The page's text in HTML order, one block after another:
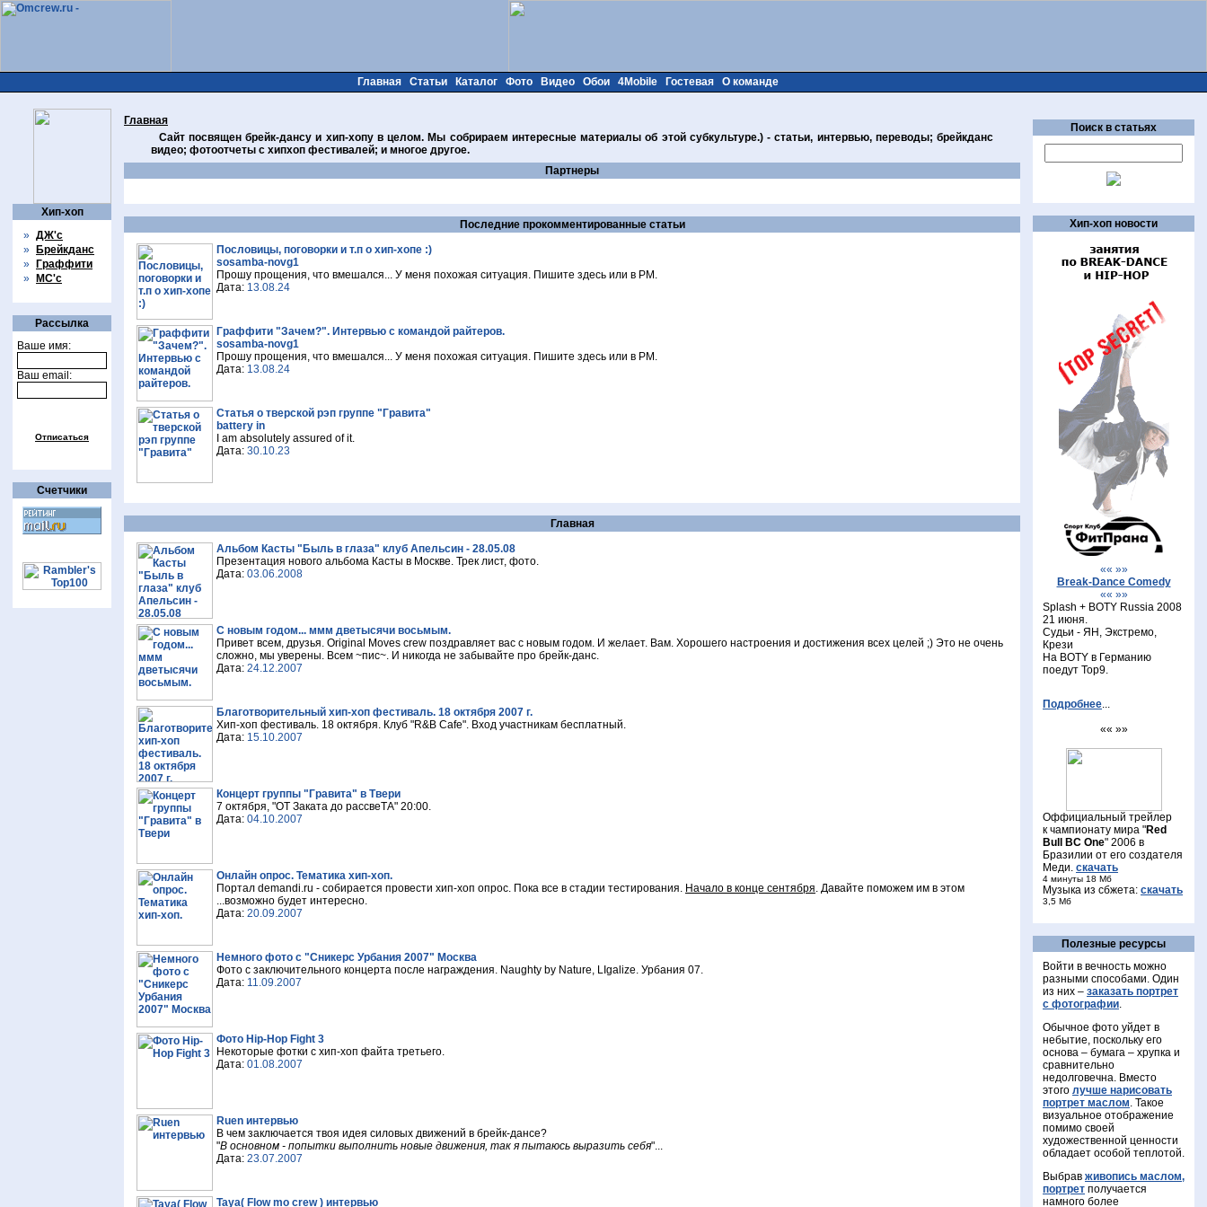
Хип-хоп
» ДЖ'с
»
Брейкданс
»
Граффити
»
МС'с
Рассылка
Ваше имя:
Ваш email:
Отписаться
Счетчики
Главная Статьи Каталог Фото Видео Обои 4Mobile Гостевая О команде
Главная
Сайт посвящен брейк-дансу и хип-хопу в целом. Мы собрираем интересные материалы об этой субкультуре.) - статьи, интервью, переводы; брейкданс
видео; фотоотчеты с хипхоп фестивалей; и многое другое.
Партнеры
Последние прокомментированные статьи
Пословицы, поговорки и т.п о хип-хопе :)
sosamba-novg1
Прошу прощения, что вмешался... У меня похожая ситуация. Пишите здесь или в PM.
Дата: 13.08.24
Граффити "Зачем?". Интервью с командой райтеров.
sosamba-novg1
Прошу прощения, что вмешался... У меня похожая ситуация. Пишите здесь или в PM.
Дата: 13.08.24
Статья о тверской рэп группе "Гравита"
battery in
I am absolutely assured of it.
Дата: 30.10.23
Главная
Альбом Касты "Быль в глаза" клуб Апельсин - 28.05.08
Презентация нового альбома Касты в Москве. Трек лист, фото.
Дата: 03.06.2008
C новым годом... ммм дветысячи восьмым.
Привет всем, друзья. Original Moves crew поздравляет вас с новым годом. И желает. Вам. Хорошего настроения и достижения всех целей ;) Это не очень
сложно, мы уверены. Всем ~пис~. И никогда не забывайте про брейк-данс.
Дата: 24.12.2007
Благотворительный хип-хоп фестиваль. 18 октября 2007 г.
Хип-хоп фестиваль. 18 октября. Клуб "R&B Cafe". Вход участникам бесплатный.
Дата: 15.10.2007
Концерт группы "Гравита" в Твери
7 октября, "ОТ Заката до рассвеТА" 20:00.
Дата: 04.10.2007
Онлайн опрос. Тематика хип-хоп.
Портал demandi.ru - собирается провести хип-хоп опрос. Пока все в стадии тестирования. Начало в конце сентября. Давайте поможем им в этом
...возможно будет интересно.
Дата: 20.09.2007
Немного фото с "Сникерс Урбания 2007" Москва
Фото с заключительного концерта после награждения. Naughty by Nature, LIgalize. Урбания 07.
Дата: 11.09.2007
Фото Hip-Hop Fight 3
Некоторые фотки с хип-хоп файта третьего.
Дата: 01.08.2007
Ruen интервью
В чем заключается твоя идея силовых движений в брейк-дансе?
"В основном - попытки выполнить новые движения, так я пытаюсь выразить себя"...
Дата: 23.07.2007
Taya( Flow mo crew ) интервью
Поиск в статьях
Хип-хоп новости
«« »»
Break-Dance Comedy
«« »»
Splash + BOTY Russia 2008
21 июня.
Судьи - ЯН, Экстремо,
Крези
На BOTY в Германию
поедут Top9.
Подробнее...
«« »»
Оффициальный трейлер
к чампионату мира "Red
Bull BC One" 2006 в
Бразилии от его создателя
Меди. скачать
4 минуты 18 Мб
Музыка из сбжета: скачать
3,5 Mб
Полезные ресурсы
Войти в вечность можно
разными способами. Один
из них – заказать портрет
с фотографии.
Обычное фото уйдет в
небытие, поскольку его
основа – бумага – хрупка и
сравнительно
недолговечна. Вместо
этого лучше нарисовать
портрет маслом. Такое
визуальное отображение
помимо своей
художественной ценности
обладает особой теплотой.
Выбрав живопись маслом,
портрет получается
намного более